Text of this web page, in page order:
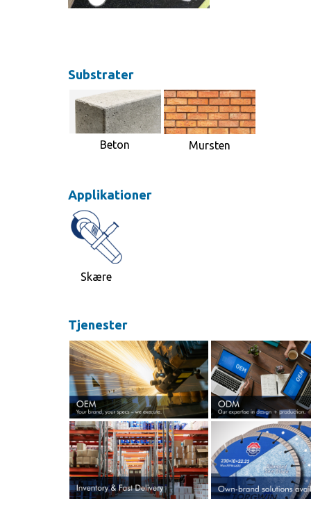
Substrater
Beton Mursten
Applikationer
Skære
Tjenester